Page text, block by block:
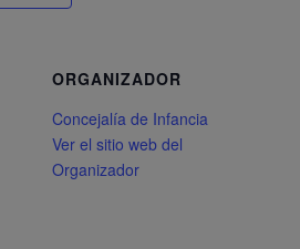
ORGANIZADOR
Concejalía de Infancia
Ver el sitio web del
Organizador